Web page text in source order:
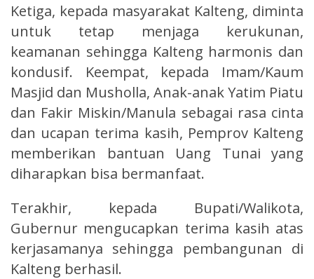
Ketiga, kepada masyarakat Kalteng, diminta
untuk tetap menjaga kerukunan,
keamanan sehingga Kalteng harmonis dan
kondusif. Keempat, kepada Imam/Kaum
Masjid dan Musholla, Anak-anak Yatim Piatu
dan Fakir Miskin/Manula sebagai rasa cinta
dan ucapan terima kasih, Pemprov Kalteng
memberikan bantuan Uang Tunai yang
diharapkan bisa bermanfaat.
Terakhir, kepada Bupati/Walikota,
Gubernur mengucapkan terima kasih atas
kerjasamanya sehingga pembangunan di
Kalteng berhasil.